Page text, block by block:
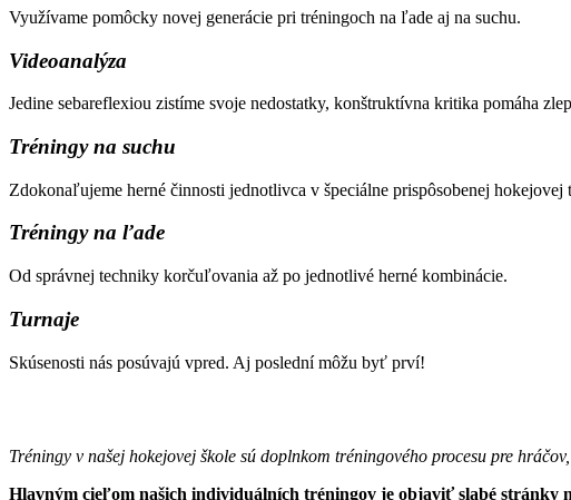
Využívame pomôcky novej generácie pri tréningoch na ľade aj na suchu.
Videoanalýza
Jedine sebareflexiou zistíme svoje nedostatky, konštruktívna kritika pomáha
Tréningy na suchu
Zdokonaľujeme herné činnosti jednotlivca v špeciálne prispôsobenej hokejovej
Tréningy na ľade
Od správnej techniky korčuľovania až po jednotlivé herné kombinácie.
Turnaje
Skúsenosti nás posúvajú vpred. Aj poslední môžu byť prví!
Tréningy v našej hokejovej škole sú doplnkom tréningového procesu pre
Hlavným cieľom našich individuálních tréningov je objaviť slabé stránky